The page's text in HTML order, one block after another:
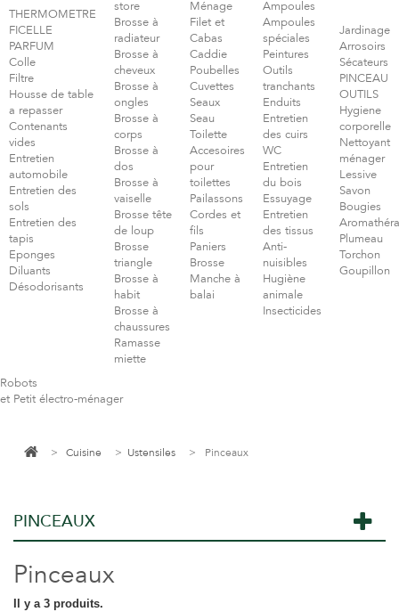
THERMOMETRE
FICELLE
PARFUM
Colle
Filtre
Housse de table
a repasser
Contenants
vides
Entretien
automobile
Entretien des
sols
Entretien des
tapis
Eponges
Diluants
Désodorisants
store
Brosse à
radiateur
Brosse à
cheveux
Brosse à
ongles
Brosse à
corps
Brosse à
dos
Brosse à
vaiselle
Brosse tête
de loup
Brosse
triangle
Brosse à
habit
Brosse à
chaussures
Ramasse
miette
Ménage
Filet et
Cabas
Caddie
Poubelles
Cuvettes
Seaux
Seau
Toilette
Accesoires
pour
toilettes
Pailassons
Cordes et
fils
Paniers
Brosse
Manche à
balai
Ampoules
Ampoules
spéciales
Peintures
Outils
tranchants
Enduits
Entretien
des cuirs
WC
Entretien
du bois
Essuyage
Entretien
des tissus
Anti-
nuisibles
Hugiène
animale
Insecticides
Jardinage
Arrosoirs
Sécateurs
PINCEAU
OUTILS
Hygiene
corporelle
Nettoyant
ménager
Lessive
Savon
Bougies
Plumeau
Torchon
Goupillon
Robots
et Petit électro-ménager
> Cuisine > Ustensiles > Pinceaux
PINCEAUX
Pinceaux
Il y a 3 produits.